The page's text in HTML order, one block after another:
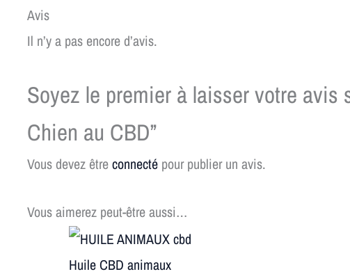
Avis
Il n’y a pas encore d’avis.
Soyez le premier à laisser votre avis
Chien au CBD”
Vous devez êtreconnecté pour publier un avis.
Vous aimerez peut-être aussi…
Huile CBD animaux